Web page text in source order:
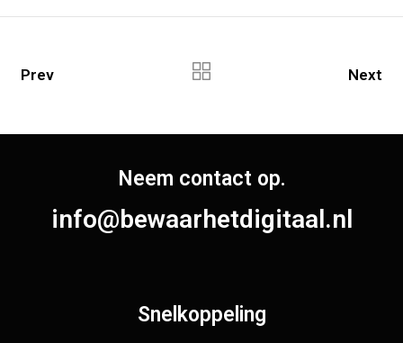
Prev Next
Neem contact op.
info@bewaarhetdigitaal.nl
Snelkoppeling